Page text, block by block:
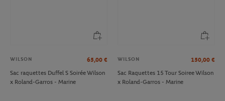
WILSON 65,00 €
Sac raquettes Duffel S Soirée Wilson
x Roland-Garros - Marine
WILSON 150,00 €
Sac Raquettes 15 Tour Soiree Wilson
x Roland-Garros - Marine